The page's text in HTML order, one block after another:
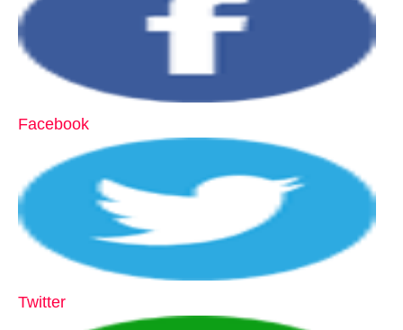
Facebook
Twitter